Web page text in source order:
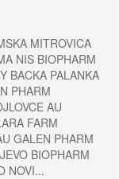
MITROVICA
NIS BIOPHARM
BACKA PALANKA
PHARM
AU
FARM
GALEN PHARM
BIOPHARM
NOVI...